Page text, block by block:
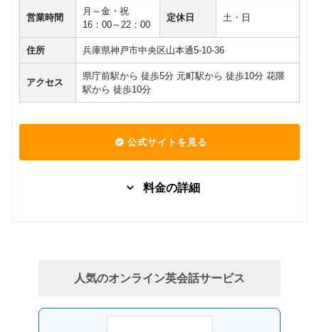
営業時間
月～金・祝
16：00～22：00
定休日 土・日
住所 兵庫県神戸市中央区山本通5-10-36
アクセス
県庁前駅から 徒歩5分 元町駅から 徒歩10分 花隈
駅から 徒歩10分
公式サイトを見る
料金の詳細
Class5 小学生 8,000円(税込) / 月
人気のオンライン英会話サービス